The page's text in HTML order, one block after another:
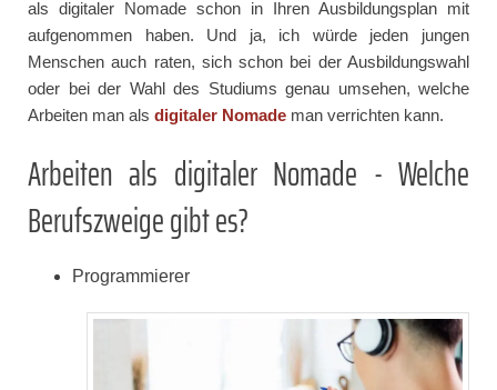
als digitaler Nomade schon in Ihren Ausbildungsplan mit
aufgenommen haben. Und ja, ich würde jeden jungen
Menschen auch raten, sich schon bei der Ausbildungswahl
oder bei der Wahl des Studiums genau umsehen, welche
Arbeiten man als digitaler Nomade man verrichten kann.
Arbeiten als digitaler Nomade - Welche
Berufszweige gibt es?
Programmierer